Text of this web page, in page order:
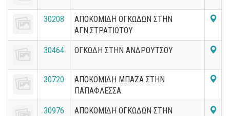
30208
ΑΠΟΚΟΜΙΔΗ ΟΓΚΩΔΩΝ ΣΤΗΝ
ΑΓΝ.ΣΤΡΑΤΙΩΤΟΥ
30464 ΟΓΚΩΔΗ ΣΤΗΝ ΑΝΔΡΟΥΤΣΟΥ
30720
ΑΠΟΚΟΜΙΔΗ ΜΠΑΖΑ ΣΤΗΝ
ΠΑΠΑΦΛΕΣΣΑ
30976
ΑΠΟΚΟΜΙΔΗ ΟΓΚΩΔΩΝ ΣΤΗΝ